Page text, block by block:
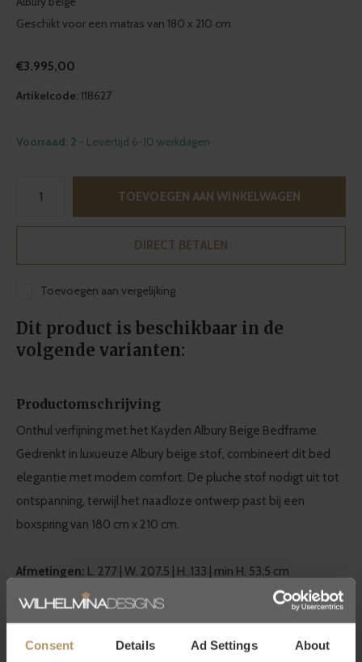
Consent Details Ad Settings About
Geschikt voor een matras van 180 x 210 cm
€3.995,00
Artikelcode:118627
Voorraad: 2 - Levertijd 6-10 werkdagen
TOEVOEGEN AAN WINKELWAGEN
DIRECT BETALEN
Toevoegen aan vergelijking
Dit product is beschikbaar in de
volgende varianten:
Productomschrijving
Onthul verfijning met het Kayden Albury Beige Bedframe.
Gedrenkt in luxueuze Albury beige stof, combineert dit bed
elegantie met modern comfort. De pluche stof nodigt uit tot
ontspanning, terwijl het naadloze ontwerp past bij een
boxspring van 180 cm x 210 cm.
Afmetingen: L. 277 | W. 207.5 | H. 133 | min H. 53.5 cm
Eichholtz bij WDS
Eichholtz is een Nederlands merk met eenwereldwijde